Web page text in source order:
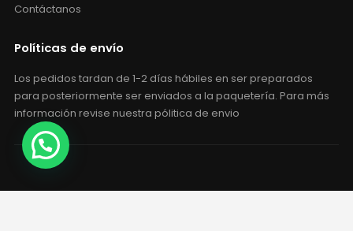
Contáctanos
Políticas de envío
Los pedidos tardan de 1-2 días hábiles en ser preparados
para posteriormente ser enviados a la paquetería. Para más
información revise nuestra pólitica de envio